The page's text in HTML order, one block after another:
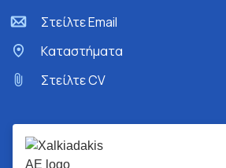
Στείλτε Email
Kαταστήματα
Στείλτε CV